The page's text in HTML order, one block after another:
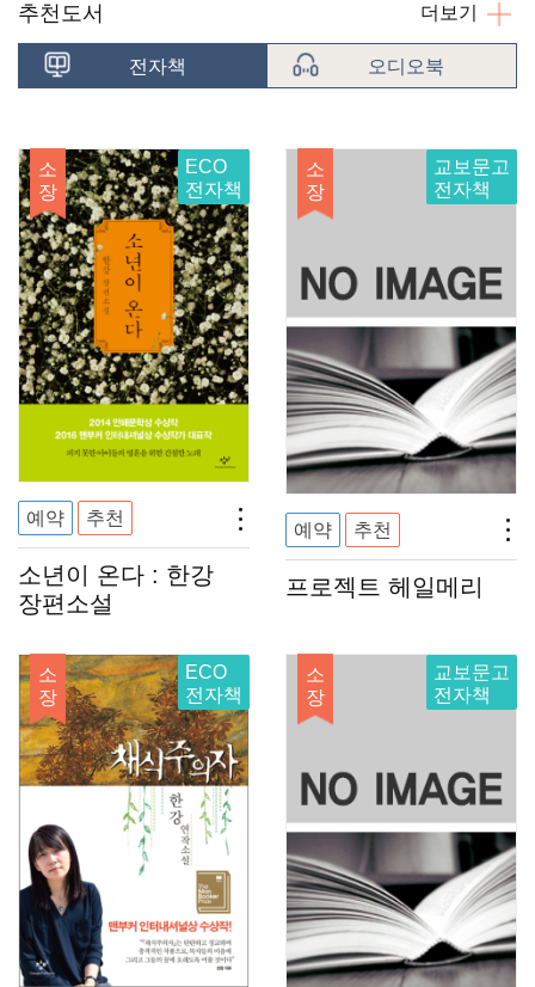
추천도서 더보기
전자책 오디오북
소
장
ECO
전자책
예약 추천
소년이 온다 : 한강
장편소설
소
장
교보문고
전자책
예약 추천
프로젝트 헤일메리
소
장
ECO
전자책
소
장
교보문고
전자책